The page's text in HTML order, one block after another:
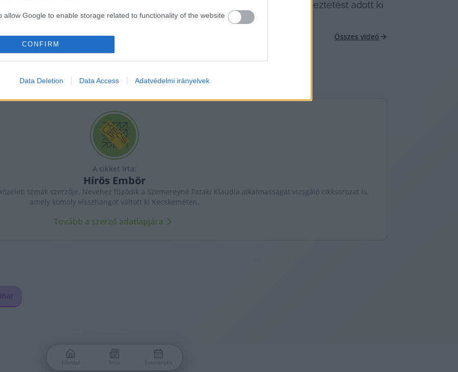
allow Google to enable storage related to functionality of the website
allow Google to enable storage related to personalization.
functionality and fraud prevention, and other user protection.
CONFIRM
Data Deletion Data Access Adatvédelmi irányelvek
Meteorológiai Szolgálat ezekre a területekre másodfokú figyelmeztetést adott ki
ország többi részén elsőfokú a figyelmeztetés.
Összes videó
A cikket írta:
Hírös Embör
témák szerzője. Nevéhez fűződik a Szemereyné Pataki Klaudia alkalmasságát vizsgáló cikksorozat is,
amely komoly visszhangot váltott ki Kecskeméten.
Tovább a szerző adatlapjára
Főoldal Friss Események